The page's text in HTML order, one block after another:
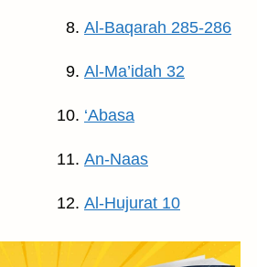
Al-Baqarah 285-286
Al-Ma’idah 32
‘Abasa
An-Naas
Al-Hujurat 10